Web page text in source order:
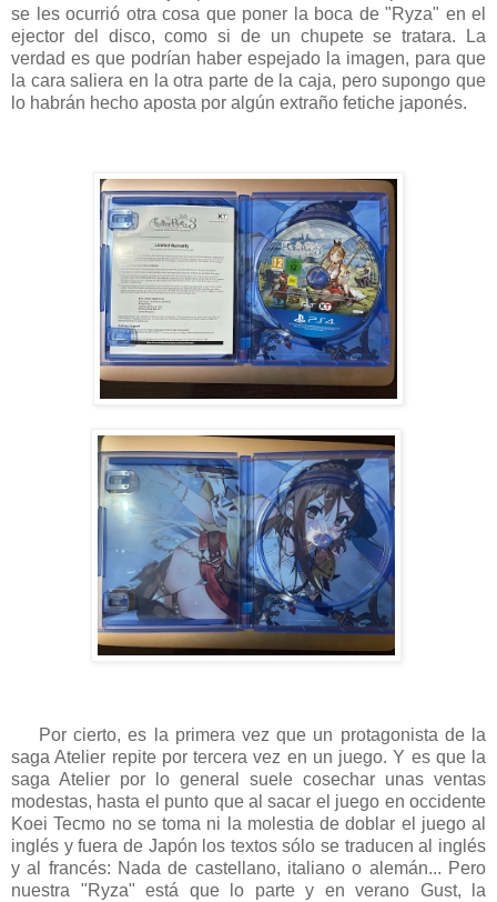
se les ocurrió otra cosa que poner la boca de "Ryza" en el
ejector del disco, como si de un chupete se tratara. La
verdad es que podrían haber espejado la imagen, para que
la cara saliera en la otra parte de la caja, pero supongo que
lo habrán hecho aposta por algún extraño fetiche japonés.
Por cierto, es la primera vez que un protagonista de la
saga Atelier repite por tercera vez en un juego. Y es que la
saga Atelier por lo general suele cosechar unas ventas
modestas, hasta el punto que al sacar el juego en occidente
Koei Tecmo no se toma ni la molestia de doblar el juego al
inglés y fuera de Japón los textos sólo se traducen al inglés
y al francés: Nada de castellano, italiano o alemán... Pero
nuestra "Ryza" está que lo parte y en verano Gust, la